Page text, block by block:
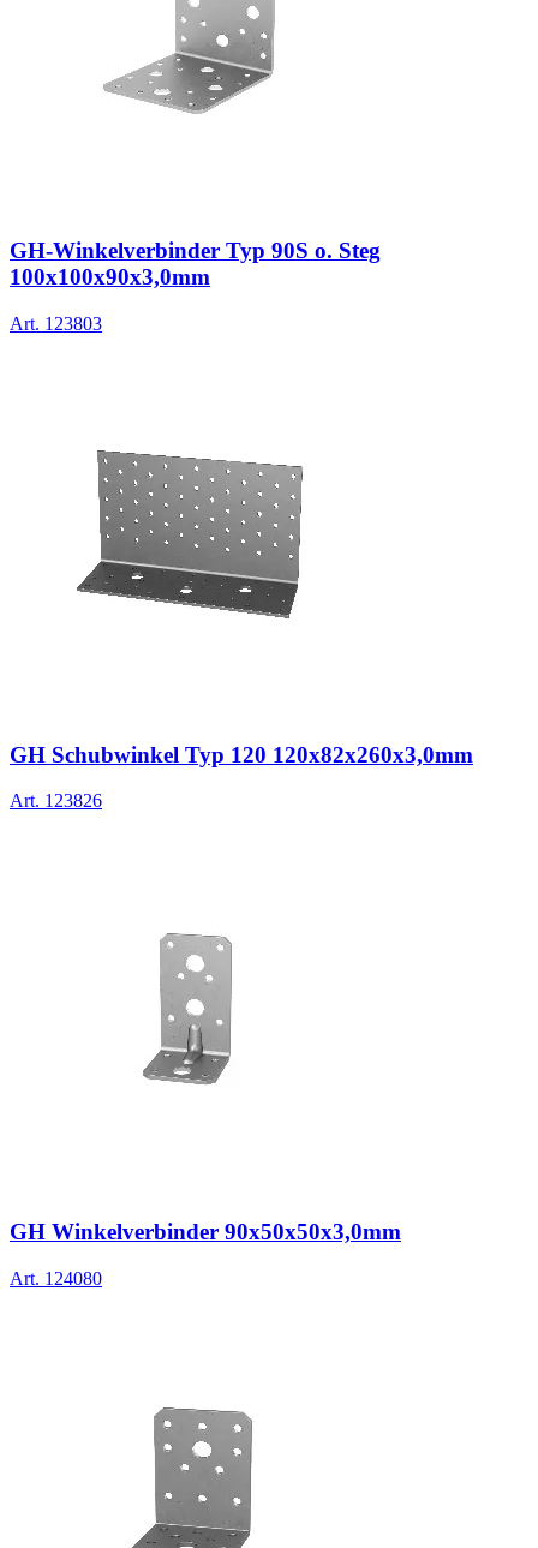
GH-Winkelverbinder Typ 90S o. Steg
100x100x90x3,0mm
Art. 123803
GH Schubwinkel Typ 120 120x82x260x3,0mm
Art. 123826
GH Winkelverbinder 90x50x50x3,0mm
Art. 124080